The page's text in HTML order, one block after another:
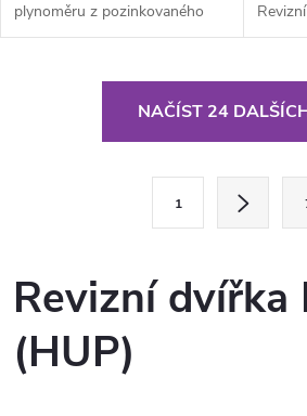
plynoměru z pozinkovaného
plechu bez povrchové úpravy s
d
a
c
NAČÍST 24
á
n
k
o
1
Revizní dvířka
(HUP)